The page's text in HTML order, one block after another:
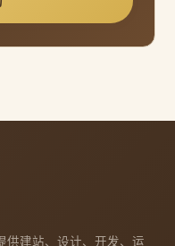
供建站、设计、开发、运